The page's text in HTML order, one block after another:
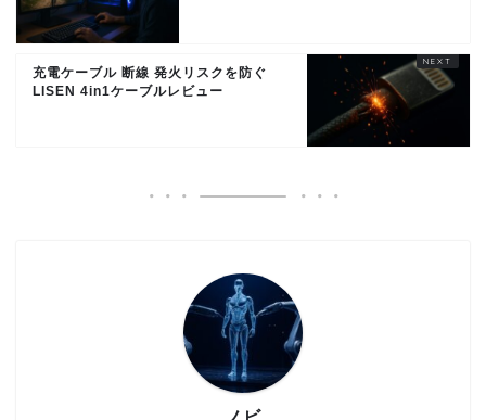
充電ケーブル 断線 発火リスクを防ぐ
LISEN 4in1ケーブルレビュー